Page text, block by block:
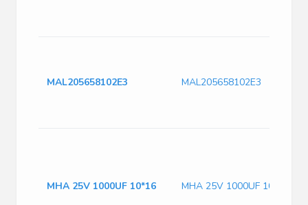
MAL205658102E3 MAL205658102E3
MHA 25V 1000UF 10*16 MHA 25V 1000UF 10*16